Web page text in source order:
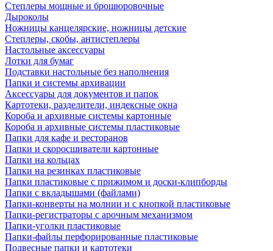
Степлеры мощные и брошюровочные
Дыроколы
Ножницы канцелярские, ножницы детские
Степлеры, скобы, антистеплеры
Настольные аксессуары
Лотки для бумаг
Подставки настольные без наполнения
Папки и системы архивации
Аксессуары для документов и папок
Картотеки, разделители, индексные окна
Короба и архивные системы картонные
Короба и архивные системы пластиковые
Папки для кафе и ресторанов
Папки и скоросшиватели картонные
Папки на кольцах
Папки на резинках пластиковые
Папки пластиковые с прижимом и доски-клипборды
Папки с вкладышами (файлами)
Папки-конверты на молнии и с кнопкой пластиковые
Папки-регистраторы с арочным механизмом
Папки-уголки пластиковые
Папки-файлы перфорированные пластиковые
Подвесные папки и картотеки